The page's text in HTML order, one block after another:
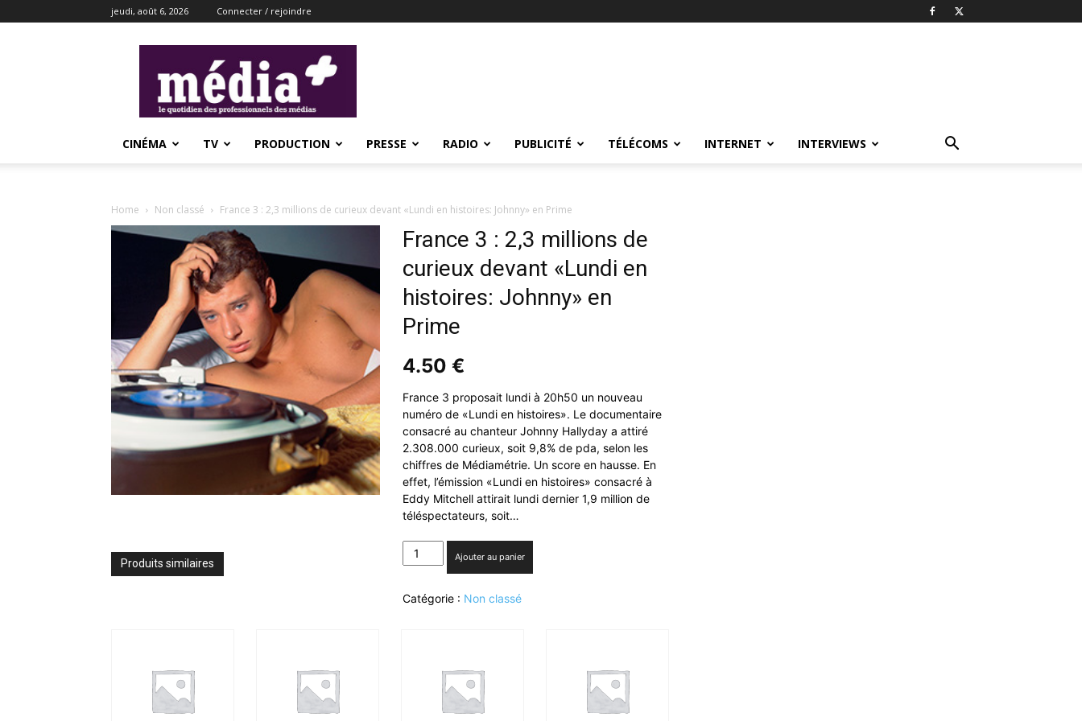
jeudi, août 6, 2026 Connecter / rejoindre
CINÉMA TV PRODUCTION PRESSE RADIO PUBLICITÉ TÉLÉCOMS INTERNET INTERVIEWS
Home Non classé France 3 : 2,3 millions de curieux devant «Lundi en histoires: Johnny» en Prime
France 3 : 2,3 millions de
curieux devant «Lundi en
histoires: Johnny» en
Prime
4.50 €
France 3 proposait lundi à 20h50 un nouveau
numéro de «Lundi en histoires». Le documentaire
consacré au chanteur Johnny Hallyday a attiré
2.308.000 curieux, soit 9,8% de pda, selon les
chiffres de Médiamétrie. Un score en hausse. En
effet, l’émission «Lundi en histoires» consacré à
Eddy Mitchell attirait lundi dernier 1,9 million de
téléspectateurs, soit…
quantité
de
3
Ajouter au panier
Catégorie : Non classé
Produits similaires